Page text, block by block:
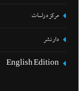
مركز دراسات
دار نشر
English Edition